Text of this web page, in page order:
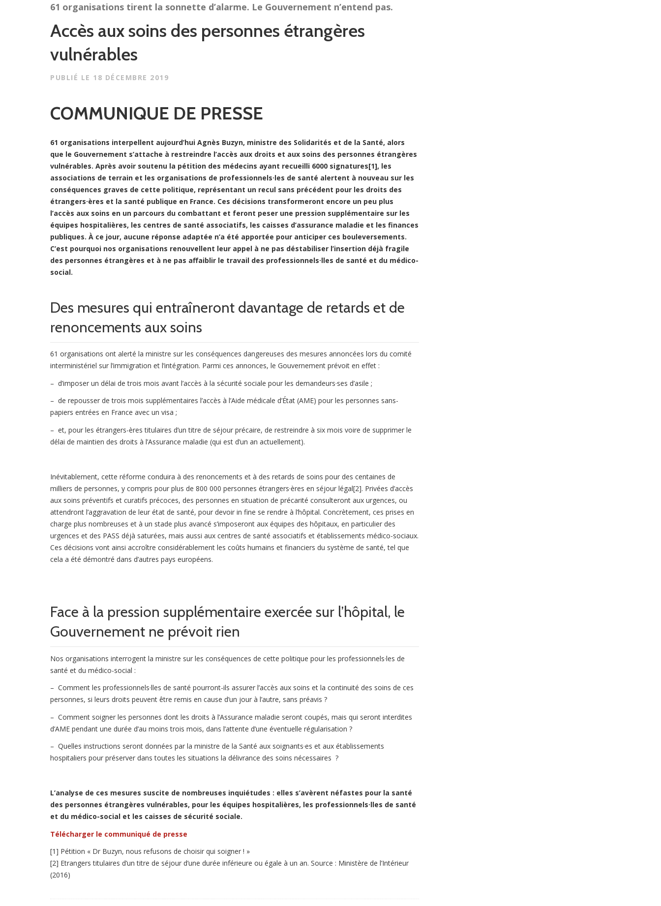
61 organisations tirent la sonnette d’alarme. Le Gouvernement n’entend pas.
Accès aux soins des personnes étrangères
vulnérables
PUBLIÉ LE 18 DÉCEMBRE 2019
COMMUNIQUE DE PRESSE
61 organisations interpellent aujourd’hui Agnès Buzyn, ministre des Solidarités et de la Santé, alors
que le Gouvernement s’attache à restreindre l’accès aux droits et aux soins des personnes étrangères
vulnérables. Après avoir soutenu la pétition des médecins ayant recueilli 6000 signatures[1], les
associations de terrain et les organisations de professionnels·les de santé alertent à nouveau sur les
conséquences graves de cette politique, représentant un recul sans précédent pour les droits des
étrangers·ères et la santé publique en France. Ces décisions transformeront encore un peu plus
l’accès aux soins en un parcours du combattant et feront peser une pression supplémentaire sur les
équipes hospitalières, les centres de santé associatifs, les caisses d’assurance maladie et les finances
publiques. À ce jour, aucune réponse adaptée n’a été apportée pour anticiper ces bouleversements.
C’est pourquoi nos organisations renouvellent leur appel à ne pas déstabiliser l’insertion déjà fragile
des personnes étrangères et à ne pas affaiblir le travail des professionnels·lles de santé et du médico-
social.
Des mesures qui entraîneront davantage de retards et de
renoncements aux soins
61 organisations ont alerté la ministre sur les conséquences dangereuses des mesures annoncées lors du comité
interministériel sur l’immigration et l’intégration. Parmi ces annonces, le Gouvernement prévoit en effet :
– d’imposer un délai de trois mois avant l’accès à la sécurité sociale pour les demandeurs·ses d’asile ;
– de repousser de trois mois supplémentaires l’accès à l’Aide médicale d’État (AME) pour les personnes sans-
papiers entrées en France avec un visa ;
– et, pour les étrangers-ères titulaires d’un titre de séjour précaire, de restreindre à six mois voire de supprimer le
délai de maintien des droits à l’Assurance maladie (qui est d’un an actuellement).
Inévitablement, cette réforme conduira à des renoncements et à des retards de soins pour des centaines de
milliers de personnes, y compris pour plus de 800 000 personnes étrangers·ères en séjour légal[2]. Privées d’accès
aux soins préventifs et curatifs précoces, des personnes en situation de précarité consulteront aux urgences, ou
attendront l’aggravation de leur état de santé, pour devoir in fine se rendre à l’hôpital. Concrètement, ces prises en
charge plus nombreuses et à un stade plus avancé s’imposeront aux équipes des hôpitaux, en particulier des
urgences et des PASS déjà saturées, mais aussi aux centres de santé associatifs et établissements médico-sociaux.
Ces décisions vont ainsi accroître considérablement les coûts humains et financiers du système de santé, tel que
cela a été démontré dans d’autres pays européens.
Face à la pression supplémentaire exercée sur l’hôpital, le
Gouvernement ne prévoit rien
Nos organisations interrogent la ministre sur les conséquences de cette politique pour les professionnels·les de
santé et du médico-social :
– Comment les professionnels·lles de santé pourront-ils assurer l’accès aux soins et la continuité des soins de ces
personnes, si leurs droits peuvent être remis en cause d’un jour à l’autre, sans préavis ?
– Comment soigner les personnes dont les droits à l’Assurance maladie seront coupés, mais qui seront interdites
d’AME pendant une durée d’au moins trois mois, dans l’attente d’une éventuelle régularisation ?
– Quelles instructions seront données par la ministre de la Santé aux soignants·es et aux établissements
hospitaliers pour préserver dans toutes les situations la délivrance des soins nécessaires ?
L’analyse de ces mesures suscite de nombreuses inquiétudes : elles s’avèrent néfastes pour la santé
des personnes étrangères vulnérables, pour les équipes hospitalières, les professionnels·lles de santé
et du médico-social et les caisses de sécurité sociale.
Télécharger le communiqué de presse
[1] Pétition « Dr Buzyn, nous refusons de choisir qui soigner ! »
[2] Etrangers titulaires d’un titre de séjour d’une durée inférieure ou égale à un an. Source : Ministère de l’Intérieur
(2016)